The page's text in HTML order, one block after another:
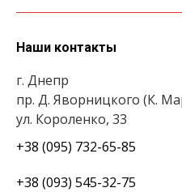
Наши контакты
г. Днепр
пр. Д. Яворницкого (К.
ул. Короленко, 33
+38 (095) 732-65-85
+38 (093) 545-32-75